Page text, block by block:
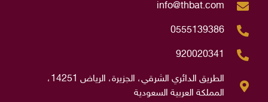
info@thbat.com
0555139386
920020341
الطريق الدائري الشرقي، الجزيرة، الرياض 14251،
المملكة العربية السعودية